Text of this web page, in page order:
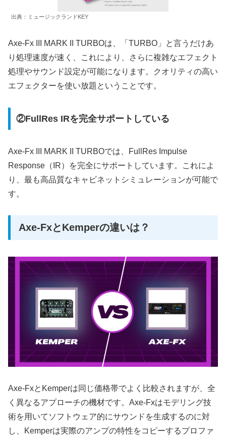
出典：ミュージックランドKEY
Axe-Fx III MARK II TURBOは、「TURBO」と言うだけあ
り処理速度が速く、これにより、さらに複雑なエフェクト
処理やサウンド設定が可能になります。クオリティの高い
エフェクターを使い放題ということです。
②FullRes IRを完全サポートしている
Axe-Fx III MARK II TURBOでは、FullRes Impulse
Response（IR）を完全にサポートしています。これによ
り、最も高品質なキャビネットシミュレーションが可能で
す。
Axe-FxとKemperの違いは？
Axe-FxとKemperは同じ価格帯でよく比較されますが、全
く異なるアプローチの機材です。Axe-Fxはモデリング技
術を用いてソフトウェア的にサウンドを生成するのに対
し、Kemperは実際のアンプの特性をコピーするプロファ